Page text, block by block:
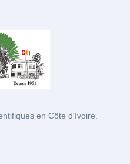
en Côte d'Ivoire.